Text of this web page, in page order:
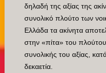
δηλαδή της αξίας της
συνολικό πλούτο των
Ελλάδα τα ακίνητα
στην «πίτα» του
συνολικής του αξίας,
δεκαετία.